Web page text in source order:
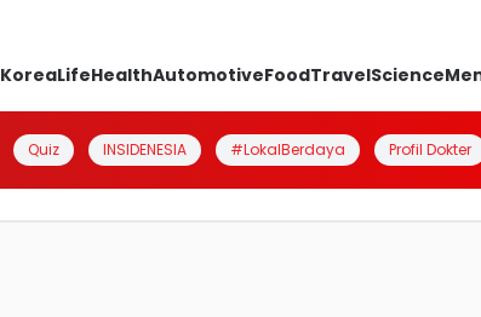
KoreaLifeHealthAutomotiveFoodTravelScience
Quiz INSIDENESIA #LokalBerdaya Profil Dokter